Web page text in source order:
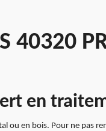
40320
en
ou en bois. Pour ne pas